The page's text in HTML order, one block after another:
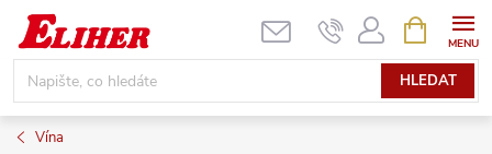
Přejít
obsah
HLEDAT
NÁKUPNÍ
KOŠÍK
Vína